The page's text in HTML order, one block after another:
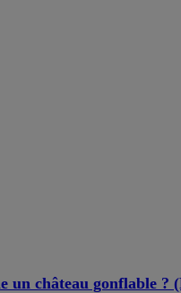
château gonflable ?